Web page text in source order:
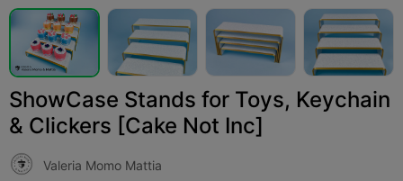
ShowCase Stands for Toys, Keychain
& Clickers [Cake Not Inc]
Valeria Momo Mattia